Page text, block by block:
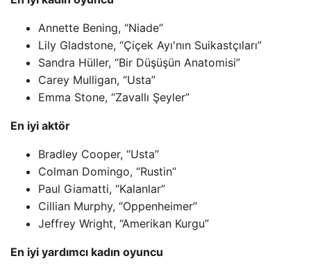
Annette Bening, “Niade”
Lily Gladstone, “Çiçek Ayı'nın Suikastçıları”
Sandra Hüller, “Bir Düşüşün Anatomisi”
Carey Mulligan, “Usta”
Emma Stone, “Zavallı Şeyler”
En iyi aktör
Bradley Cooper, “Usta”
Colman Domingo, “Rustin”
Paul Giamatti, “Kalanlar”
Cillian Murphy, “Oppenheimer”
Jeffrey Wright, “Amerikan Kurgu”
En iyi yardımcı kadın oyuncu